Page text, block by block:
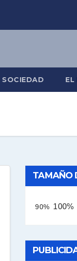
SOCIEDAD EL
TAMAÑO
90% 100%